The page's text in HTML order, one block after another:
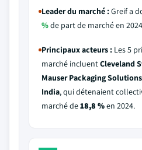
Leader du marché :Greif a
%de part de marché en
Principaux acteurs : Les 5
marché incluentCleveland
Mauser Packaging
India, qui détenaient
marché de18,8 %en 2024.